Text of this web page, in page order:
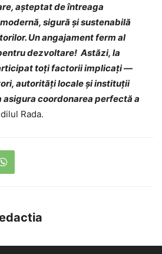
așteptat de întreaga
sigură și sustenabilă
Un angajament ferm al
dezvoltare! Astăzi, la
toți factorii implicați —
autorități locale și instituții
coordonarea perfectă a
Rada.